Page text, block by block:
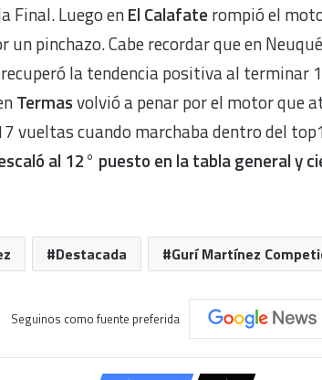
Final. Luego enEl Calafate rompió el
un pinchazo. Cabe recordar que en
recuperó la tendencia positiva al terminar
Termasvolvió a penar por el motor que
vueltas cuando marchaba dentro del
al 12° puesto en la tabla general y
Destacada Gurí Martínez
Seguinos como fuente preferida